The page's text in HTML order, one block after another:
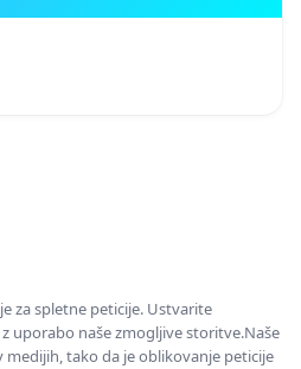
za spletne peticije. Ustvarite
uporabo naše zmogljive storitve.Naše
tako da je oblikovanje peticije